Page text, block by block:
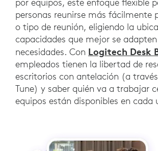
personas reunirse más fácilmente
o tipo de reunión, eligiendo la
capacidades que mejor se
necesidades. Con Logitech Desk
empleados tienen la libertad de
escritorios con antelación (a
Tune) y saber quién va a trabajar
equipos están disponibles en cada